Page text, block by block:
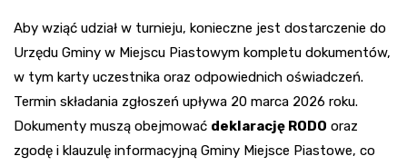
Aby wziąć udział w turnieju, konieczne jest dostarczenie do
Urzędu Gminy w Miejscu Piastowym kompletu dokumentów,
w tym karty uczestnika oraz odpowiednich oświadczeń.
Termin składania zgłoszeń upływa 20 marca 2026 roku.
Dokumenty muszą obejmować deklarację RODO oraz
zgodę i klauzulę informacyjną Gminy Miejsce Piastowe, co